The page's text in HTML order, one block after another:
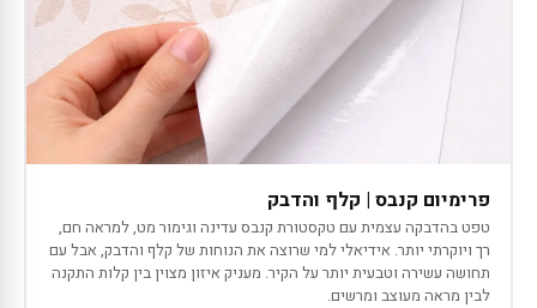
פרימיום קנבס | קלף והדבק
טפט בהדבקה עצמית עם טקסטורת קנבס עדינה וגימור מט, למראה חם,
רך ויוקרתי יותר. אידיאלי למי שרוצה את הנוחות של קלף והדבק, אבל עם
תחושה עשירה וטבעית יותר על הקיר. מעניק איזון מצוין בין קלות התקנה
לבין מראה מעוצב ומרשים.